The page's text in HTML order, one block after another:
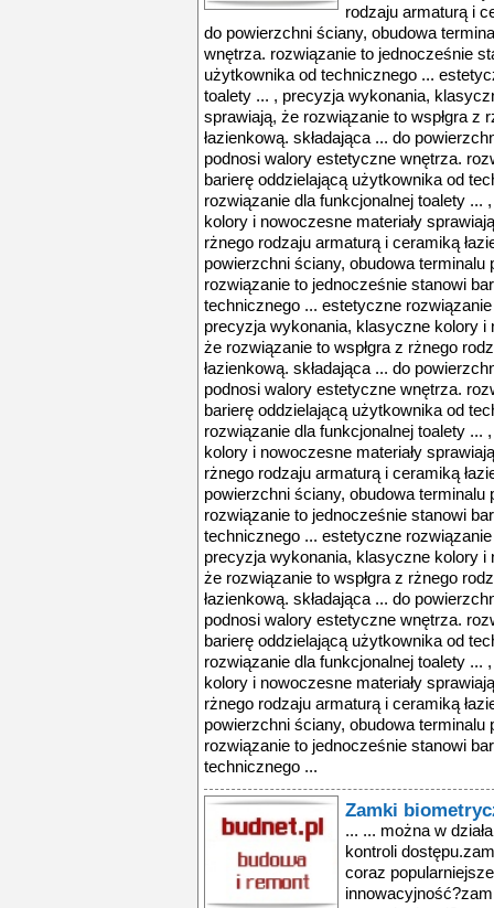
rodzaju armaturą i
do powierzchni ściany, obudowa
wnętrza. rozwiązanie to jednocześnie
użytkownika od technicznego ...
toalety ... , precyzja wykonania,
sprawiają, że rozwiązanie to wspłgra z
łazienkową. składająca ... do
podnosi walory estetyczne wnętrza.
barierę oddzielającą użytkownika od
rozwiązanie dla funkcjonalnej toalety
kolory i nowoczesne materiały
rżnego rodzaju armaturą i ceramiką
powierzchni ściany, obudowa
rozwiązanie to jednocześnie stanowi
technicznego ... estetyczne
precyzja wykonania, klasyczne kolory i
że rozwiązanie to wspłgra z rżnego
łazienkową. składająca ... do
podnosi walory estetyczne wnętrza.
barierę oddzielającą użytkownika od
rozwiązanie dla funkcjonalnej toalety
kolory i nowoczesne materiały
rżnego rodzaju armaturą i ceramiką
powierzchni ściany, obudowa
rozwiązanie to jednocześnie stanowi
technicznego ... estetyczne
precyzja wykonania, klasyczne kolory i
że rozwiązanie to wspłgra z rżnego
łazienkową. składająca ... do
podnosi walory estetyczne wnętrza.
barierę oddzielającą użytkownika od
rozwiązanie dla funkcjonalnej toalety
kolory i nowoczesne materiały
rżnego rodzaju armaturą i ceramiką
powierzchni ściany, obudowa
rozwiązanie to jednocześnie stanowi
technicznego ...
Zamki
... ... można w działaniu rżnego rodzaju systemw kontroli dostępu.zamki biometryczne to rozwiązanie coraz popularniejsze. na czym polega ich innowacyjność?zamki ... jednego domownikw do otwarcia drzwi?na takie sytuacje przygotowane jest specjalne rozwiązanie. powiedzmy, że drzwi otwieramy zazwyczaj palcem wskazującym ... zamki biometryczne to wyspecjalizowane rozwiązanie, które, używane dawniej głównie w celu zabezpieczenia dostępu do pomieszczeń chronionych, w ostatnich ... stopniu interesują się nimi właściciele domw i mieszkań?do niedawna były to rozwiązania i mocno rozbudowane i drogie, dlatego też rzadko stosowane w domkach ... otwarcia lub zamknięcia drzwi na urządzeniach zdalnych. najbardziej zaawansowane rozwiązania to wspłpraca z instalacjami domu inteligentnego za pomocą ... można w działaniu rżnego rodzaju systemw kontroli dostępu.zamki biometryczne to rozwiązanie coraz popularniejsze. na czym polega ich innowacyjność?zamki ... jednego domownikw do otwarcia drzwi?na takie sytuacje przygotowane jest specjalne rozwiązanie. powiedzmy, że drzwi otwieramy zazwyczaj palcem wskazującym ... zamki biometryczne to wyspecjalizowane rozwiązanie, które, używane dawniej głównie w celu zabezpieczenia dostępu do pomieszczeń chronionych, w ostatnich ... wspłpracować z instalacjami domu, w tym rwnież z systemem alarmowym. innym rozwiązaniem jest system oparty na zamku elektrycznym, wbudowanym w skrzydło ... stopniu interesują się nimi właściciele domw i mieszkań?do niedawna były to rozwiązania i mocno rozbudowane i drogie, dlatego też rzadko stosowane w domkach ... otwarcia lub zamknięcia drzwi na urządzeniach zdalnych. najbardziej zaawansowane rozwiązania to wspłpraca z instalacjami domu inteligentnego za pomocą ... można w działaniu rżnego rodzaju systemw kontroli dostępu.zamki biometryczne to rozwiązanie coraz popularniejsze. na czym polega ich innowacyjność?zamki ... jednego domownikw do otwarcia drzwi?na takie sytuacje przygotowane jest specjalne rozwiązanie. powiedzmy, że drzwi otwieramy zazwyczaj palcem wskazującym ... zamki biometryczne to wyspecjalizowane rozwiązanie, które, używane dawniej głównie w celu zabezpieczenia dostępu do pomieszczeń chronionych, w ostatnich ... wspłpracować z instalacjami domu, w tym rwnież z systemem alarmowym. innym rozwiązaniem jest system oparty na zamku elektrycznym, wbudowanym w skrzydło ... stopniu interesują się nimi właściciele domw i mieszkań?do niedawna były to rozwiązania i mocno rozbudowane i drogie, dlatego też rzadko stosowane w domkach ... otwarcia lub zamknięcia drzwi na urządzeniach zdalnych. najbardziej zaawansowane rozwiązania to wspłpraca z instalacjami domu inteligentnego za pomocą ... można w działaniu rżnego rodzaju systemw kontroli dostępu.zamki biometryczne to rozwiązanie coraz popularniejsze. na czym polega ich innowacyjność?zamki ... jednego domownikw do otwarcia drzwi?na takie sytuacje przygotowane jest specjalne rozwiązanie. powiedzmy, że drzwi otwieramy zazwyczaj palcem wskazującym ... zamki biometryczne to wyspecjalizowane rozwiązanie, które, używane dawniej głównie w celu zabezpieczenia dostępu do pomieszczeń chronionych, w ostatnich ... wspłpracować z instalacjami domu, w tym rwnież z systemem alarmowym. innym rozwiązaniem jest system oparty na zamku elektrycznym, wbudowanym w skrzydło ... stopniu interesują się nimi właściciele domw i mieszkań?do niedawna były to rozwiązania i mocno rozbudowane i drogie, dlatego też rzadko stosowane w domkach ... otwarcia lub zamknięcia drzwi na urządzeniach zdalnych. najbardziej zaawansowane rozwiązania to wspłpraca z instalacjami domu inteligentnego za pomocą ... można w działaniu rżnego rodzaju systemw kontroli dostępu.zamki biometryczne to rozwiązanie coraz popularniejsze. na czym polega ich innowacyjność?zamki ... jednego domownikw do otwarcia drzwi?na takie sytuacje przygotowane jest specjalne rozwiązanie. powiedzmy, że drzwi otwieramy zazwyczaj palcem wskazującym ... zamki biometryczne to wyspecjalizowane rozwiązanie, które, używane dawniej głównie w celu zabezpieczenia dostępu do